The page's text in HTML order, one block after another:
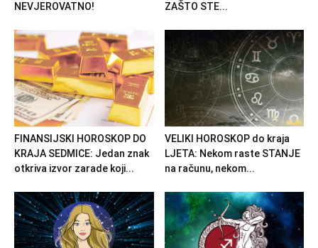
NEVJEROVATNO!
ZAŠTO STE...
FINANSIJSKI HOROSKOP DO
KRAJA SEDMICE: Jedan znak
otkriva izvor zarade koji...
VELIKI HOROSKOP do kraja
LJETA: Nekom raste STANJE
na računu, nekom...